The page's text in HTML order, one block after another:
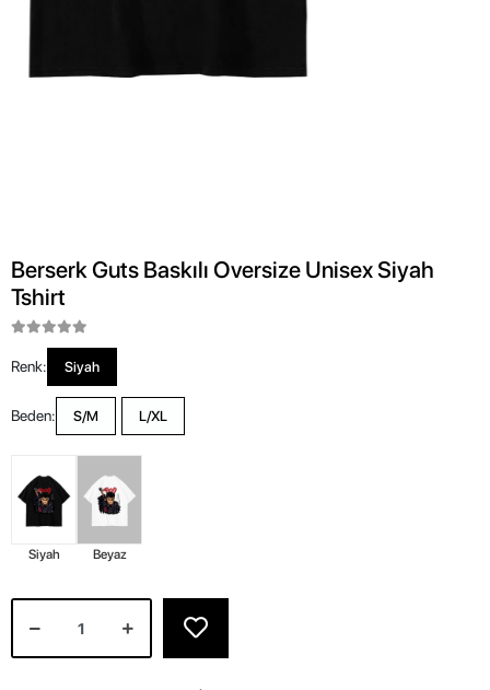
Berserk Guts Baskılı Oversize Unisex Siyah
Tshirt
Renk: Siyah
Beden: S/M L/XL
Siyah Beyaz